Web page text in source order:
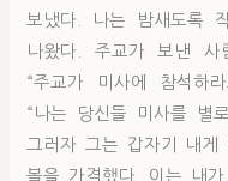
보냈다. 나는 밤새도록
나왔다. 주교가 보낸 사
“주교가 미사에 참석하
“나는 당신들 미사를 별
그러자 그는 갑자기 내게
볼을 가격했다. 이는 내